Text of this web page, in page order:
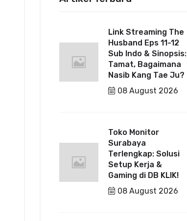
Link Streaming The
Husband Eps 11-12
Sub Indo & Sinopsis:
Tamat, Bagaimana
Nasib Kang Tae Ju?
08 August 2026
Toko Monitor
Surabaya
Terlengkap: Solusi
Setup Kerja &
Gaming di DB KLIK!
08 August 2026